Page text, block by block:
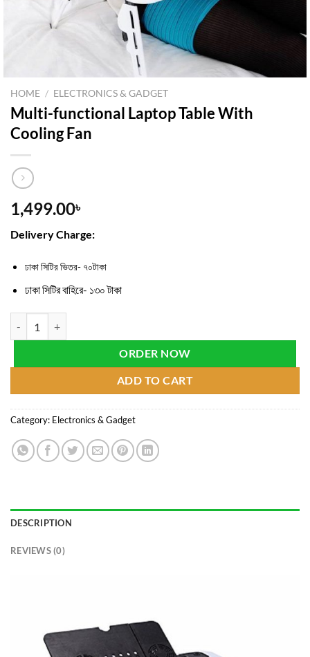
HOME / ELECTRONICS & GADGET
Multi-functional Laptop Table With
Cooling Fan
1,499.00৳
Delivery Charge:
ঢাকা সিটির ভিতর- ৭০টাকা
ঢাকা সিটির বাহিরে- ১৩০ টাকা
ORDER NOW
ADD TO CART
Category: Electronics & Gadget
DESCRIPTION
REVIEWS (0)